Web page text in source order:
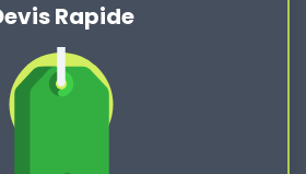
Rapide